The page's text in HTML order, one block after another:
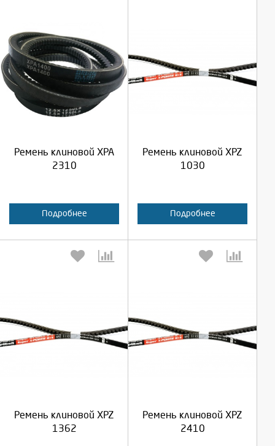
Ремень клиновой XPA
2310
Подробнее
Выберите количество:
Отмена
Ремень клиновой XPZ
1030
Подробнее
Выберите количество:
Отмена
Ремень клиновой XPZ
1362
Выберите количество:
Отмена
Ремень клиновой XPZ
2410
Выберите количество:
Отмена